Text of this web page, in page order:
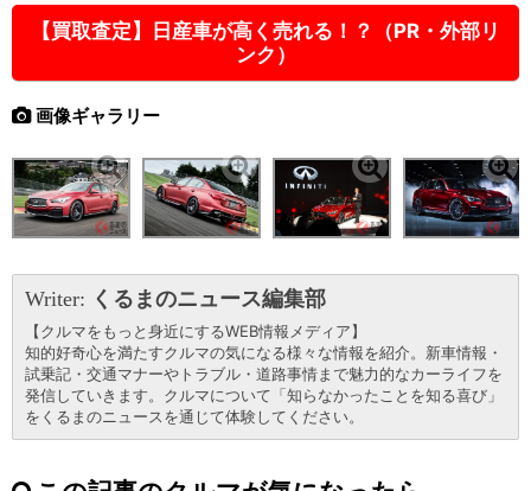
【買取査定】日産車が高く売れる！？（PR・外部リ
ンク）
画像ギャラリー
Writer: くるまのニュース編集部
【クルマをもっと身近にするWEB情報メディア】
知的好奇心を満たすクルマの気になる様々な情報を紹介。新車情報・
試乗記・交通マナーやトラブル・道路事情まで魅力的なカーライフを
発信していきます。クルマについて「知らなかったことを知る喜び」
をくるまのニュースを通じて体験してください。